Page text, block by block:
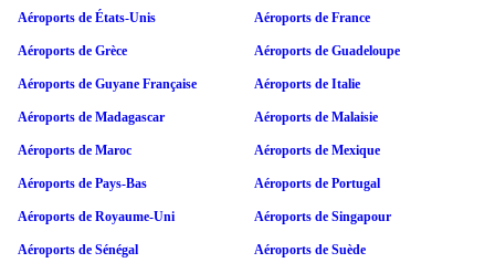
Aéroports de États-Unis Aéroports de France
Aéroports de Grèce Aéroports de Guadeloupe
Aéroports de Guyane Française Aéroports de Italie
Aéroports de Madagascar Aéroports de Malaisie
Aéroports de Maroc Aéroports de Mexique
Aéroports de Pays-Bas Aéroports de Portugal
Aéroports de Royaume-Uni Aéroports de Singapour
Aéroports de Sénégal Aéroports de Suède